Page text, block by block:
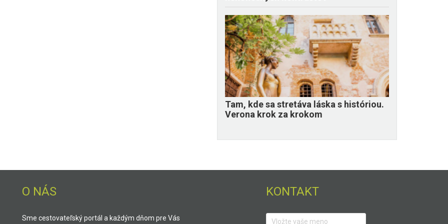
Tam, kde sa stretáva láska s históriou.
Verona krok za krokom
O NÁS
Sme cestovateľský portál a každým dňom pre Vás
KONTAKT